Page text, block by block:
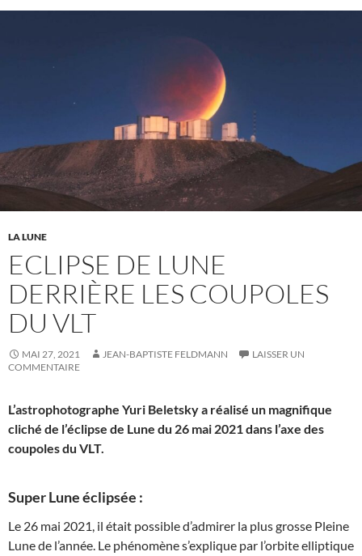
LA LUNE
ECLIPSE DE LUNE
DERRIÈRE LES COUPOLES
DU VLT
MAI 27, 2021 JEAN-BAPTISTE FELDMANN
LAISSER UN
COMMENTAIRE
L’astrophotographe Yuri Beletsky a réalisé un magnifique
cliché de l’éclipse de Lune du 26 mai 2021 dans l’axe des
coupoles du VLT.
Super Lune éclipsée :
Le 26 mai 2021, il était possible d’admirer la plus grosse Pleine
Lune de l’année. Le phénomène s’explique par l’orbite elliptique